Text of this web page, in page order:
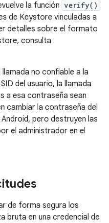
la función verify()
de Keystore vinculadas a
detalles sobre el formato
consulta
no confiable a la
del usuario, la llamada
a esa contraseña sean
cambiar la contraseña del
pero destruyen las
el administrador en el
de forma segura los
bruta en una credencial de